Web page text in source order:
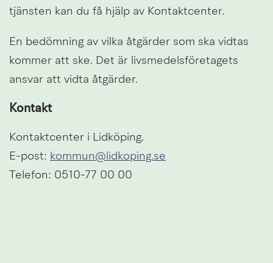
tjänsten kan du få hjälp av Kontaktcenter.
En bedömning av vilka åtgärder som ska vidtas
kommer att ske. Det är livsmedelsföretagets
ansvar att vidta åtgärder.
Kontakt
Kontaktcenter i Lidköping.
E-post: kommun@lidkoping.se
Telefon: 0510-77 00 00